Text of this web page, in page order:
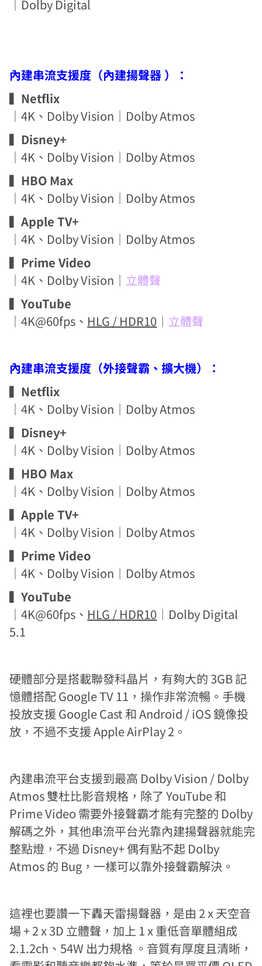
｜Dolby Digital
內建串流支援度（內建揚聲器 ）：
▍ Netflix
｜4K、Dolby Vision｜Dolby Atmos
▍ Disney+
｜4K、Dolby Vision｜Dolby Atmos
▍ HBO Max
｜4K、Dolby Vision｜Dolby Atmos
▍Apple TV+
｜4K、Dolby Vision｜Dolby Atmos
▍ Prime Video
｜4K、Dolby Vision｜ 立體聲
▍YouTube
｜4K@60fps、 HLG / HDR10 ｜ 立體聲
內建串流支援度（外接聲霸、擴大機）：
▍ Netflix
｜4K、Dolby Vision｜Dolby Atmos
▍ Disney+
｜4K、Dolby Vision｜Dolby Atmos
▍ HBO Max
｜4K、Dolby Vision｜Dolby Atmos
▍Apple TV+
｜4K、Dolby Vision｜Dolby Atmos
▍ Prime Video
｜4K、Dolby Vision｜Dolby Atmos
▍YouTube
｜4K@60fps、 HLG / HDR10 ｜Dolby Digital
5.1
硬體部分是搭載聯發科晶片，有夠大的 3GB 記
憶體搭配 Google TV 11，操作非常流暢。手機
投放支援 Google Cast 和 Android / iOS 鏡像投
放，不過不支援 Apple AirPlay 2。
內建串流平台支援到最高 Dolby Vision / Dolby
Atmos 雙杜比影音規格，除了 YouTube 和
Prime Video 需要外接聲霸才能有完整的 Dolby
解碼之外，其他串流平台光靠內建揚聲器就能完
整點燈，不過 Disney+ 偶有點不起 Dolby
Atmos 的 Bug，一樣可以靠外接聲霸解決。
這裡也要讚一下轟天雷揚聲器，是由 2 x 天空音
場 + 2 x 3D 立體聲，加上 1 x 重低音單體組成
2.1.2ch、54W 出力規格 。音質有厚度且清晰，